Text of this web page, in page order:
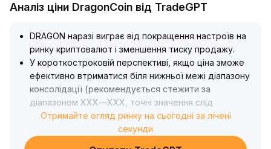
Аналіз ціни DragonCoin від TradeGPT
DRAGON наразі виграє від покращення настроїв на
ринку криптовалют і зменшення тиску продажу.
У короткостроковій перспективі, якщо ціна зможе
ефективно втриматися біля нижньої межі діапазону
консолідації (рекомендується стежити за
діапазоном XXX—XXX, точні значення слід
коригувати відповідно до актуальної ринкової
ситуації), ймовірне посилення обсягів і відновлення
руху вгору
Отримайте огляд ринку на сьогодні за лічені
секунди